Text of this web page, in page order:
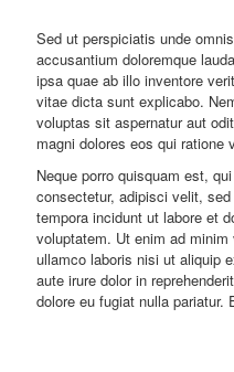
Sed ut perspiciatis unde
accusantium doloremque
ipsa quae ab illo inventore
vitae dicta sunt explicabo.
voluptas sit aspernatur aut
magni dolores eos qui ratione
Neque porro quisquam est,
consectetur, adipisci velit,
tempora incidunt ut labore et
voluptatem. Ut enim ad
ullamco laboris nisi ut aliquip
aute irure dolor in
dolore eu fugiat nulla pariatur.